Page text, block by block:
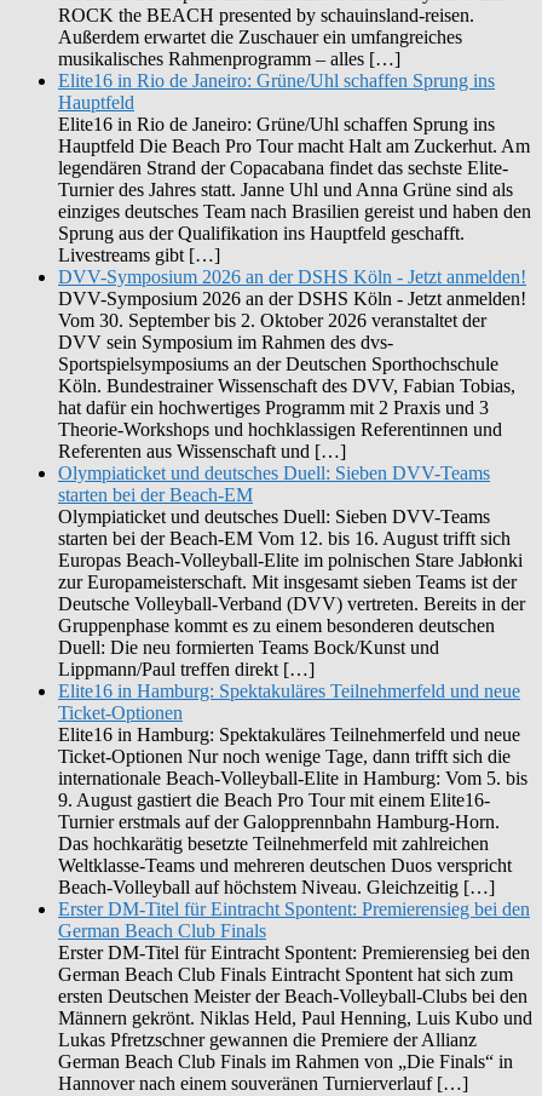
ROCK the BEACH presented by schauinsland-reisen.
Außerdem erwartet die Zuschauer ein umfangreiches
musikalisches Rahmenprogramm – alles […]
Elite16 in Rio de Janeiro: Grüne/Uhl schaffen Sprung ins
Hauptfeld
Elite16 in Rio de Janeiro: Grüne/Uhl schaffen Sprung ins
Hauptfeld Die Beach Pro Tour macht Halt am Zuckerhut. Am
legendären Strand der Copacabana findet das sechste Elite-
Turnier des Jahres statt. Janne Uhl und Anna Grüne sind als
einziges deutsches Team nach Brasilien gereist und haben den
Sprung aus der Qualifikation ins Hauptfeld geschafft.
Livestreams gibt […]
DVV-Symposium 2026 an der DSHS Köln - Jetzt anmelden!
DVV-Symposium 2026 an der DSHS Köln - Jetzt anmelden!
Vom 30. September bis 2. Oktober 2026 veranstaltet der
DVV sein Symposium im Rahmen des dvs-
Sportspielsymposiums an der Deutschen Sporthochschule
Köln. Bundestrainer Wissenschaft des DVV, Fabian Tobias,
hat dafür ein hochwertiges Programm mit 2 Praxis und 3
Theorie-Workshops und hochklassigen Referentinnen und
Referenten aus Wissenschaft und […]
Olympiaticket und deutsches Duell: Sieben DVV-Teams
starten bei der Beach-EM
Olympiaticket und deutsches Duell: Sieben DVV-Teams
starten bei der Beach-EM Vom 12. bis 16. August trifft sich
Europas Beach-Volleyball-Elite im polnischen Stare Jabłonki
zur Europameisterschaft. Mit insgesamt sieben Teams ist der
Deutsche Volleyball-Verband (DVV) vertreten. Bereits in der
Gruppenphase kommt es zu einem besonderen deutschen
Duell: Die neu formierten Teams Bock/Kunst und
Lippmann/Paul treffen direkt […]
Elite16 in Hamburg: Spektakuläres Teilnehmerfeld und neue
Ticket-Optionen
Elite16 in Hamburg: Spektakuläres Teilnehmerfeld und neue
Ticket-Optionen Nur noch wenige Tage, dann trifft sich die
internationale Beach-Volleyball-Elite in Hamburg: Vom 5. bis
9. August gastiert die Beach Pro Tour mit einem Elite16-
Turnier erstmals auf der Galopprennbahn Hamburg-Horn.
Das hochkarätig besetzte Teilnehmerfeld mit zahlreichen
Weltklasse-Teams und mehreren deutschen Duos verspricht
Beach-Volleyball auf höchstem Niveau. Gleichzeitig […]
Erster DM-Titel für Eintracht Spontent: Premierensieg bei den
German Beach Club Finals
Erster DM-Titel für Eintracht Spontent: Premierensieg bei den
German Beach Club Finals Eintracht Spontent hat sich zum
ersten Deutschen Meister der Beach-Volleyball-Clubs bei den
Männern gekrönt. Niklas Held, Paul Henning, Luis Kubo und
Lukas Pfretzschner gewannen die Premiere der Allianz
German Beach Club Finals im Rahmen von „Die Finals“ in
Hannover nach einem souveränen Turnierverlauf […]